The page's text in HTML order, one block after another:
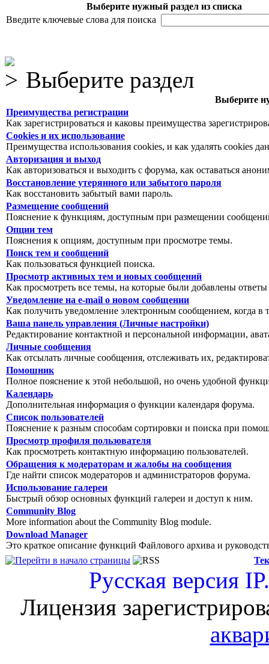
Выберите нужный раздел из списка
Введите ключевые слова для поиска
Выберите раздел
Выберите
Преимущества регистрации
Как зарегистрироваться и каковы преимущества
Cookies и их использование
Преимущества использования cookies, и как удалять cookies
Авторизация и выход
Как авторизоваться и выходить с форума, как оставаться
Восстановление утерянного или забытого пароля
Как восстановить забытый вами пароль.
Размещение сообщений
Пояснение к функциям, доступным при размещении
Опции тем
Пояснения к опциям, доступным при просмотре темы.
Поиск тем и сообщений
Как пользоваться функцией поиска.
Просмотр активных тем и новых сообщений
Как просмотреть все темы, на которые были добавлены
Уведомление на е-mail о новом сообщении
Как получить уведомление электронным сообщением, когда в
Ваша панель управления (Личные настройки)
Редактирование контактной и персональной информации,
Личные сообщения
Как отсылать личные сообщения, отслеживать их,
Помошник
Полное пояснение к этой небольшой, но очень удобной
Календарь
Дополнительная информация о функции календаря форума.
Список пользователей
Пояснение к разным способам сортировки и поиска при
Просмотр профиля пользователя
Как просмотреть контактную информацию пользователей.
Обращения к модераторам и жалобы на сообщения
Где найти список модераторов и администраторов форума.
Использование галереи
Быстрый обзор основных функций галереи и доступ к ним.
Community Blog
More information about the Community Blog module.
Download Manager
Это краткое описание функций Файлового архива и
Русская версия
Лицензия